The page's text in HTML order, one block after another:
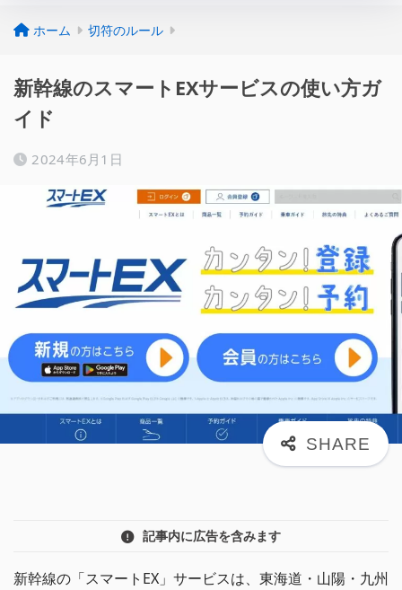
ホーム 切符のルール
新幹線のスマートEXサービスの使い方ガ
イド
2024年6月1日
記事内に広告を含みます
新幹線の「スマートEX」サービスは、東海道・山陽・九州